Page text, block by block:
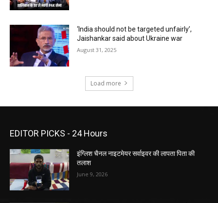
‘India should not be targeted unfairly’,
Jaishankar said about Ukraine war
August 31, 2025
Load more
EDITOR PICKS - 24 Hours
इंग्लिश चैनल नाइटमेयर सर्वाइवर की लापता पिता की
तलाश
June 9, 2026